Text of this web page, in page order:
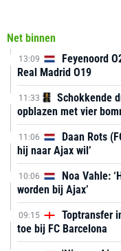
Net binnen
13:09
Feyenoord
Real Madrid O19
11:33
Schokkende
opblazen met vier
11:06
Daan Rots
hij naar Ajax wil’
10:06
Noa Vahle:
worden bij Ajax’
09:15
Toptransfer
toe bij FC Barcelona